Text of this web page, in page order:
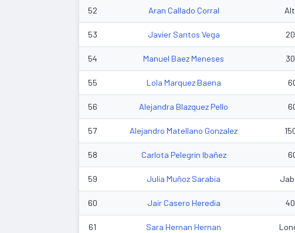
52 Aran Callado Corral
53 Javier Santos Vega
54 Manuel Baez Meneses
55 Lola Marquez Baena
56 Alejandra Blazquez Pello
57 Alejandro Matellano Gonzalez
58 Carlota Pelegrin Ibañez
59 Julia Muñoz Sarabia
60 Jair Casero Heredia
61 Sara Hernan Hernan